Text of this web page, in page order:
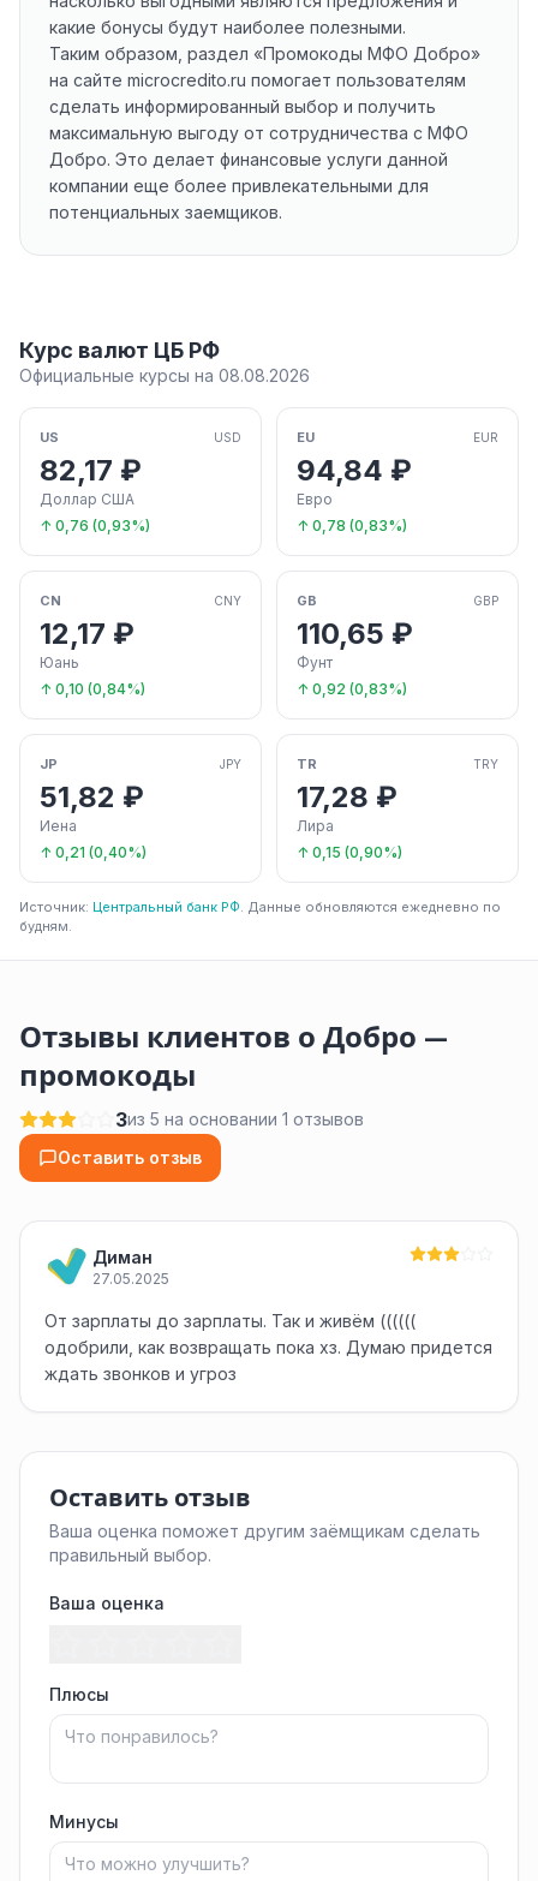
какие бонусы будут наиболее полезными.
Таким образом, раздел «Промокоды МФО Добро»
на сайте microcredito.ru помогает пользователям
сделать информированный выбор и получить
максимальную выгоду от сотрудничества с МФО
Добро. Это делает финансовые услуги данной
компании еще более привлекательными для
потенциальных заемщиков.
Курс валют ЦБ РФ
Официальные курсы на 08.08.2026
US USD
82,17 ₽
Доллар США
↑ 0,76 (0,93%)
EU EUR
94,84 ₽
Евро
↑ 0,78 (0,83%)
CN CNY
12,17 ₽
Юань
↑ 0,10 (0,84%)
GB GBP
110,65 ₽
Фунт
↑ 0,92 (0,83%)
JP JPY
51,82 ₽
Иена
↑ 0,21 (0,40%)
TR TRY
17,28 ₽
Лира
↑ 0,15 (0,90%)
Источник: Центральный банк РФ. Данные обновляются ежедневно по
будням.
Отзывы клиентов о Добро —
промокоды
3из 5 на основании 1 отзывов
Оставить отзыв
Диман
27.05.2025
От зарплаты до зарплаты. Так и живём ((((((
одобрили, как возвращать пока хз. Думаю придется
ждать звонков и угроз
Оставить отзыв
Ваша оценка поможет другим заёмщикам сделать
правильный выбор.
Ваша оценка
Плюсы
Минусы